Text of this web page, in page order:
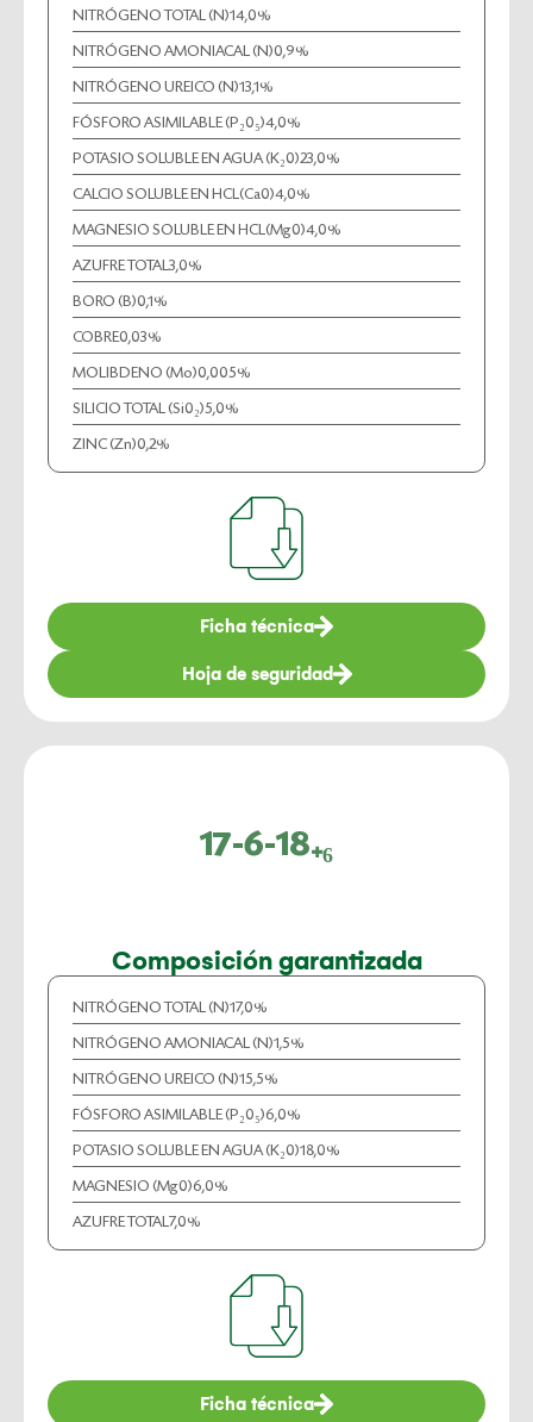
NITRÓGENO TOTAL (N)14,0%
NITRÓGENO AMONIACAL (N)0,9%
NITRÓGENO UREICO (N)13,1%
FÓSFORO ASIMILABLE (P₂0₅)4,0%
POTASIO SOLUBLE EN AGUA (K₂0)23,0%
CALCIO SOLUBLE EN HCL(Ca0)4,0%
MAGNESIO SOLUBLE EN HCL(Mg0)4,0%
AZUFRE TOTAL3,0%
BORO (B)0,1%
COBRE0,03%
MOLIBDENO (Mo)0,005%
SILICIO TOTAL (Si0₂)5,0%
ZINC (Zn)0,2%
Ficha técnica
Hoja de seguridad
17-6-18₊₆
Composición garantizada
NITRÓGENO TOTAL (N)17,0%
NITRÓGENO AMONIACAL (N)1,5%
NITRÓGENO UREICO (N)15,5%
FÓSFORO ASIMILABLE (P₂0₅)6,0%
POTASIO SOLUBLE EN AGUA (K₂0)18,0%
MAGNESIO (Mg0)6,0%
AZUFRE TOTAL7,0%
Ficha técnica